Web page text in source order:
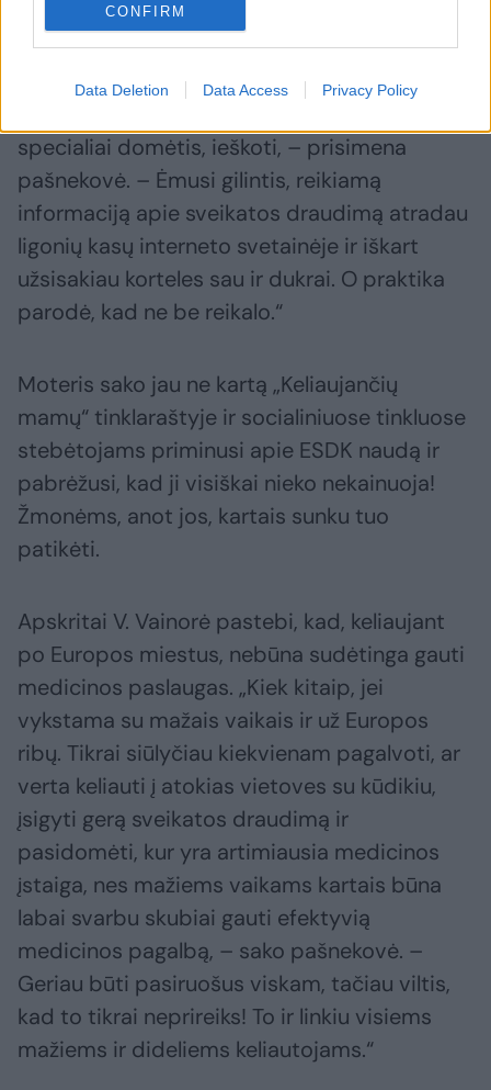
CONFIRM
Data Deletion Data Access Privacy Policy
su nė metų neturinčiu vaiku. Tuomet
specifinės informacijos apie keliones su
vaikais dar nebuvo daug, o tą, kurią
specialiai domėtis, ieškoti, – prisimena
pašnekovė. – Ėmusi gilintis, reikiamą
informaciją apie sveikatos draudimą atradau
ligonių kasų interneto svetainėje ir iškart
užsisakiau korteles sau ir dukrai. O praktika
parodė, kad ne be reikalo.“
Moteris sako jau ne kartą „Keliaujančių
mamų“ tinklaraštyje ir socialiniuose tinkluose
stebėtojams priminusi apie ESDK naudą ir
pabrėžusi, kad ji visiškai nieko nekainuoja!
Žmonėms, anot jos, kartais sunku tuo
patikėti.
Apskritai V. Vainorė pastebi, kad, keliaujant
po Europos miestus, nebūna sudėtinga gauti
medicinos paslaugas. „Kiek kitaip, jei
vykstama su mažais vaikais ir už Europos
ribų. Tikrai siūlyčiau kiekvienam pagalvoti, ar
verta keliauti į atokias vietoves su kūdikiu,
įsigyti gerą sveikatos draudimą ir
pasidomėti, kur yra artimiausia medicinos
įstaiga, nes mažiems vaikams kartais būna
labai svarbu skubiai gauti efektyvią
medicinos pagalbą, – sako pašnekovė. –
Geriau būti pasiruošus viskam, tačiau viltis,
kad to tikrai neprireiks! To ir linkiu visiems
mažiems ir dideliems keliautojams.“